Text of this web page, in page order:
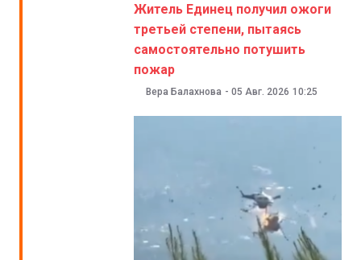
Житель Единец получил ожоги
третьей степени, пытаясь
самостоятельно потушить
пожар
Вера Балахнова - 05 Авг. 2026 10:25